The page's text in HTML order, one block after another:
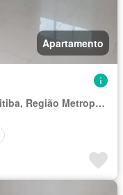
Apartamento
Região Geográfica Imediata de Curitiba, Região Metropolitana de Curitiba